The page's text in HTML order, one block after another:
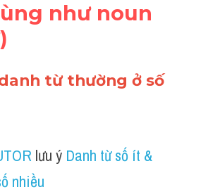
như noun
từ thường ở số
lưu ý Danh từ số ít &
nhiều